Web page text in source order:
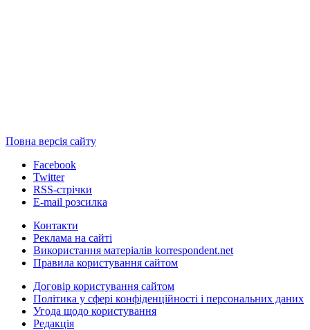
Повна версія сайту
Facebook
Twitter
RSS-стрічки
E-mail розсилка
Контакти
Реклама на сайті
Використання матеріалів korrespondent.net
Правила користування сайтом
Договір користування сайтом
Політика у сфері конфіденційності і персональних даних
Угода щодо користування
Редакція